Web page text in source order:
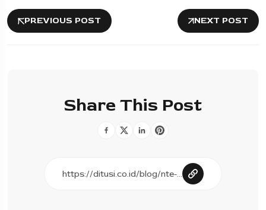
PREVIOUS POST NEXT POST
Share This Post